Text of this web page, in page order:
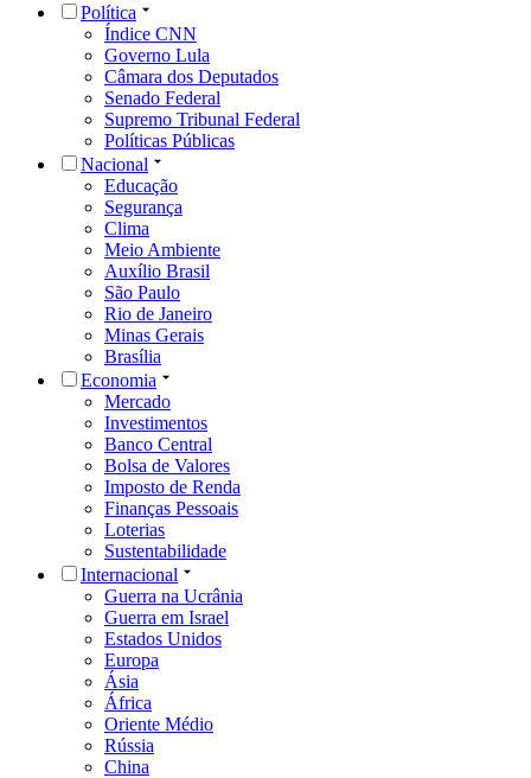
Política
Índice CNN
Governo Lula
Câmara dos Deputados
Senado Federal
Supremo Tribunal Federal
Políticas Públicas
Nacional
Educação
Segurança
Clima
Meio Ambiente
Auxílio Brasil
São Paulo
Rio de Janeiro
Minas Gerais
Brasília
Economia
Mercado
Investimentos
Banco Central
Bolsa de Valores
Imposto de Renda
Finanças Pessoais
Loterias
Sustentabilidade
Internacional
Guerra na Ucrânia
Guerra em Israel
Estados Unidos
Europa
Ásia
África
Oriente Médio
Rússia
China